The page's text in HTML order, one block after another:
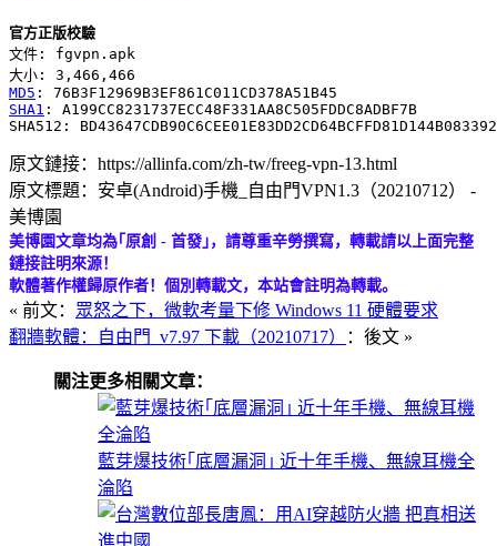
官方正版校驗
文件: fgvpn.apk
MD5
SHA1 : A199CC8231737ECC48F331AA8C505FDDC8ADBF7B
原文鏈接：https://allinfa.com/zh-tw/freeg-vpn-13.html
原文標題：安卓(Android)手機_自由門VPN1.3（20210712） -
美博園
美博園文章均為｢原創 - 首發｣，請尊重辛勞撰寫，轉載請以上面完整
鏈接註明來源！
軟體著作權歸原作者！個別轉載文，本站會註明為轉載。
« 前文： 眾怒之下，微軟考量下修 Windows 11 硬體要求
翻牆軟體：自由門_v7.97 下載（20210717）
：後文 »
關注更多相關文章：
藍芽爆技術｢底層漏洞｣ 近十年手機、無線耳機全
淪陷